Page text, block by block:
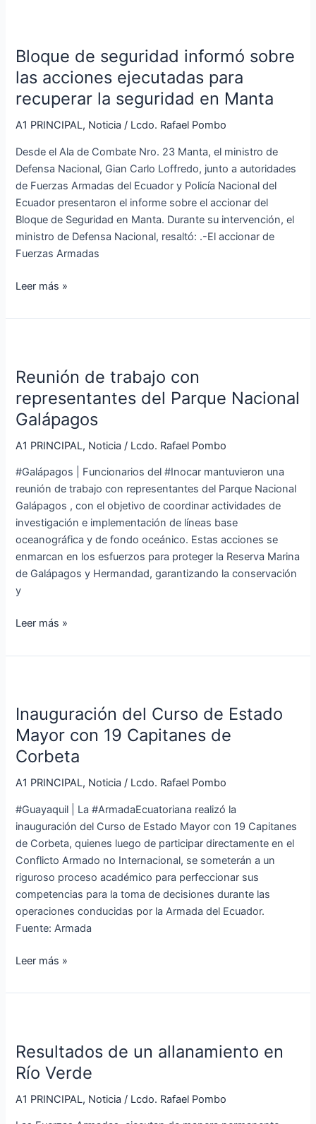
Bloque de seguridad informó sobre
las acciones ejecutadas para
recuperar la seguridad en Manta
A1 PRINCIPAL, Noticia / Lcdo. Rafael Pombo
Desde el Ala de Combate Nro. 23 Manta, el ministro de
Defensa Nacional, Gian Carlo Loffredo, junto a autoridades
de Fuerzas Armadas del Ecuador y Policía Nacional del
Ecuador presentaron el informe sobre el accionar del
Bloque de Seguridad en Manta. Durante su intervención, el
ministro de Defensa Nacional, resaltó: .-El accionar de
Fuerzas Armadas
seguridad
informó
las
acciones
para
recuperar
la
seguridad
en
Manta
Leer más »
Reunión de trabajo con
representantes del Parque Nacional
Galápagos
A1 PRINCIPAL, Noticia / Lcdo. Rafael Pombo
#Galápagos | Funcionarios del #Inocar mantuvieron una
reunión de trabajo con representantes del Parque Nacional
Galápagos , con el objetivo de coordinar actividades de
investigación e implementación de líneas base
oceanográfica y de fondo oceánico. Estas acciones se
enmarcan en los esfuerzos para proteger la Reserva Marina
de Galápagos y Hermandad, garantizando la conservación
y
trabajo
con
representantes
del
Parque
Galápagos
Leer más »
Inauguración del Curso de Estado
Mayor con 19 Capitanes de
Corbeta
A1 PRINCIPAL, Noticia / Lcdo. Rafael Pombo
#Guayaquil | La #ArmadaEcuatoriana realizó la
inauguración del Curso de Estado Mayor con 19 Capitanes
de Corbeta, quienes luego de participar directamente en el
Conflicto Armado no Internacional, se someterán a un
riguroso proceso académico para perfeccionar sus
competencias para la toma de decisiones durante las
operaciones conducidas por la Armada del Ecuador.
Fuente: Armada
Curso
de
Estado
Mayor
con
Capitanes
de
Corbeta
Leer más »
Resultados de un allanamiento en
Río Verde
A1 PRINCIPAL, Noticia / Lcdo. Rafael Pombo
un
allanamiento
Río
Verde